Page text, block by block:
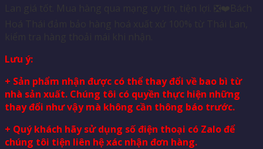
Lưu ý:
+ Sản phẩm nhận được có thể thay đổi về bao bì từ
nhà sản xuất. Chúng tôi có quyền thực hiện những
thay đổi như vậy mà không cần thông báo trước.
+ Quý khách hãy sử dụng số điện thoại có Zalo để
chúng tôi tiện liên hệ xác nhận đơn hàng.